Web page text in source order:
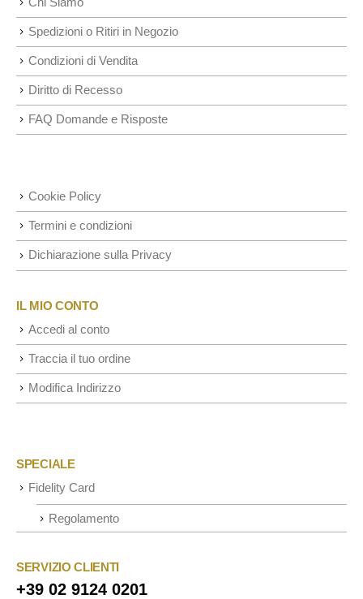
Spedizioni o Ritiri in Negozio
Condizioni di Vendita
Diritto di Recesso
FAQ Domande e Risposte
Cookie Policy
Termini e condizioni
Dichiarazione sulla Privacy
IL MIO CONTO
Accedi al conto
Traccia il tuo ordine
Modifica Indirizzo
SPECIALE
Fidelity Card
Regolamento
SERVIZIO CLIENTI
+39 02 9124 0201